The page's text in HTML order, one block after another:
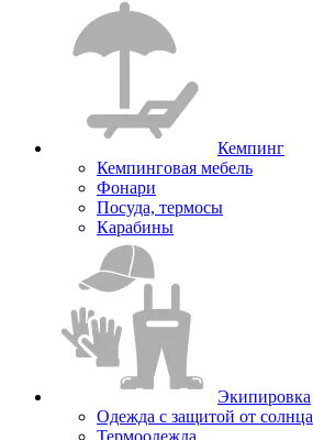
Кемпинг
Кемпинговая мебель
Фонари
Посуда, термосы
Карабины
Экипировка
Одежда с защитой от солнца
Термоодежда